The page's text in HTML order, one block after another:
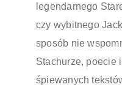
legendarnego
czy wybitnego
sposób nie
Stachurze, poecie
śpiewanych